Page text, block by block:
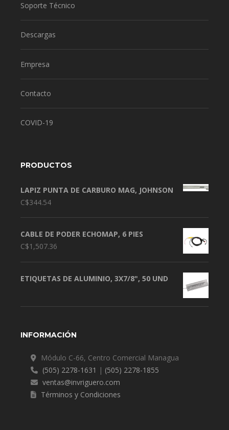
Soporte Técnico
Descargas
Empresa
Contacto
COVID-19
PRODUCTOS
LAPIZ PUNTA DE CARBURO MAG, JOHNSON
C$344.54
CABLE DE PODER ECHOMAP, 6 PIES
C$1,507.36
ETIQUETAS DE ALUMINIO, 3X7/8", 50 UND
INFORMACIÓN
Módulo C-66, Centro Comercial Managua
(505) 2278-1631 | (505) 2278-1855
ventas@invriguero.com
Términos y Condiciones